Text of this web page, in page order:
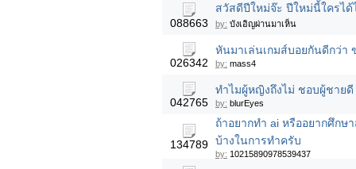
088663
สวัสดีปีใหม่จ๊ะ ปีใหม่นี้ใครไ
by: บังเอิญผ่านมาเห็น
026342
หันมาเล่นเกมส์บอยกันดีกว่า
by: mass4
042765
ทำไมผู้หญิงถึงไม่ ชอบผู้ชายดี
by: blurEyes
134789
ถ้าอยากทำ ai หรืออยากศึกษ
บ้างในการทำครับ
by: 10215890978539437